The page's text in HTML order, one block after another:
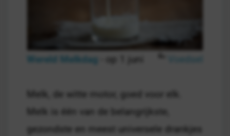
Wereld Melkdag - op 1 juni
Melk, de witte motor, goed voor elk.
Melk is één van de belangrijkste,
gezondste en meest universele drankjes